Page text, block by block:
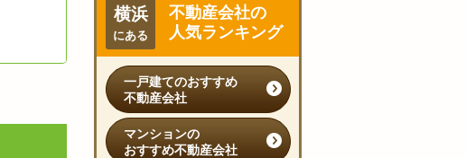
横浜
にある
不動産会社の
人気ランキング
一戸建てのおすすめ
不動産会社
マンションの
おすすめ不動産会社